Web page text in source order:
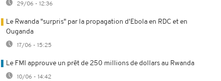
29/06 - 12:36
Le Rwanda "surpris" par la propagation d'Ebola en RDC et en
Ouganda
17/06 - 15:25
Le FMI approuve un prêt de 250 millions de dollars au Rwanda
10/06 - 14:42